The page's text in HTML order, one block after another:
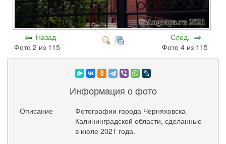
Назад
Фото 2 из 115
След.
Фото 4 из 115
Информация о фото
Описание
Фотографии города Черняховска
Калининградской области, сделанные
в июле 2021 года.